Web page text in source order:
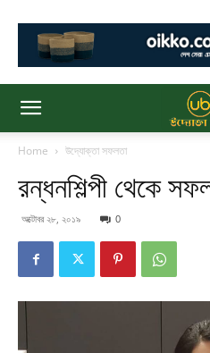
Home উদ্যোক্তা সফলতা
রন্ধনশিল্পী থেকে
অক্টোবর ২৮, ২০১৯ 0